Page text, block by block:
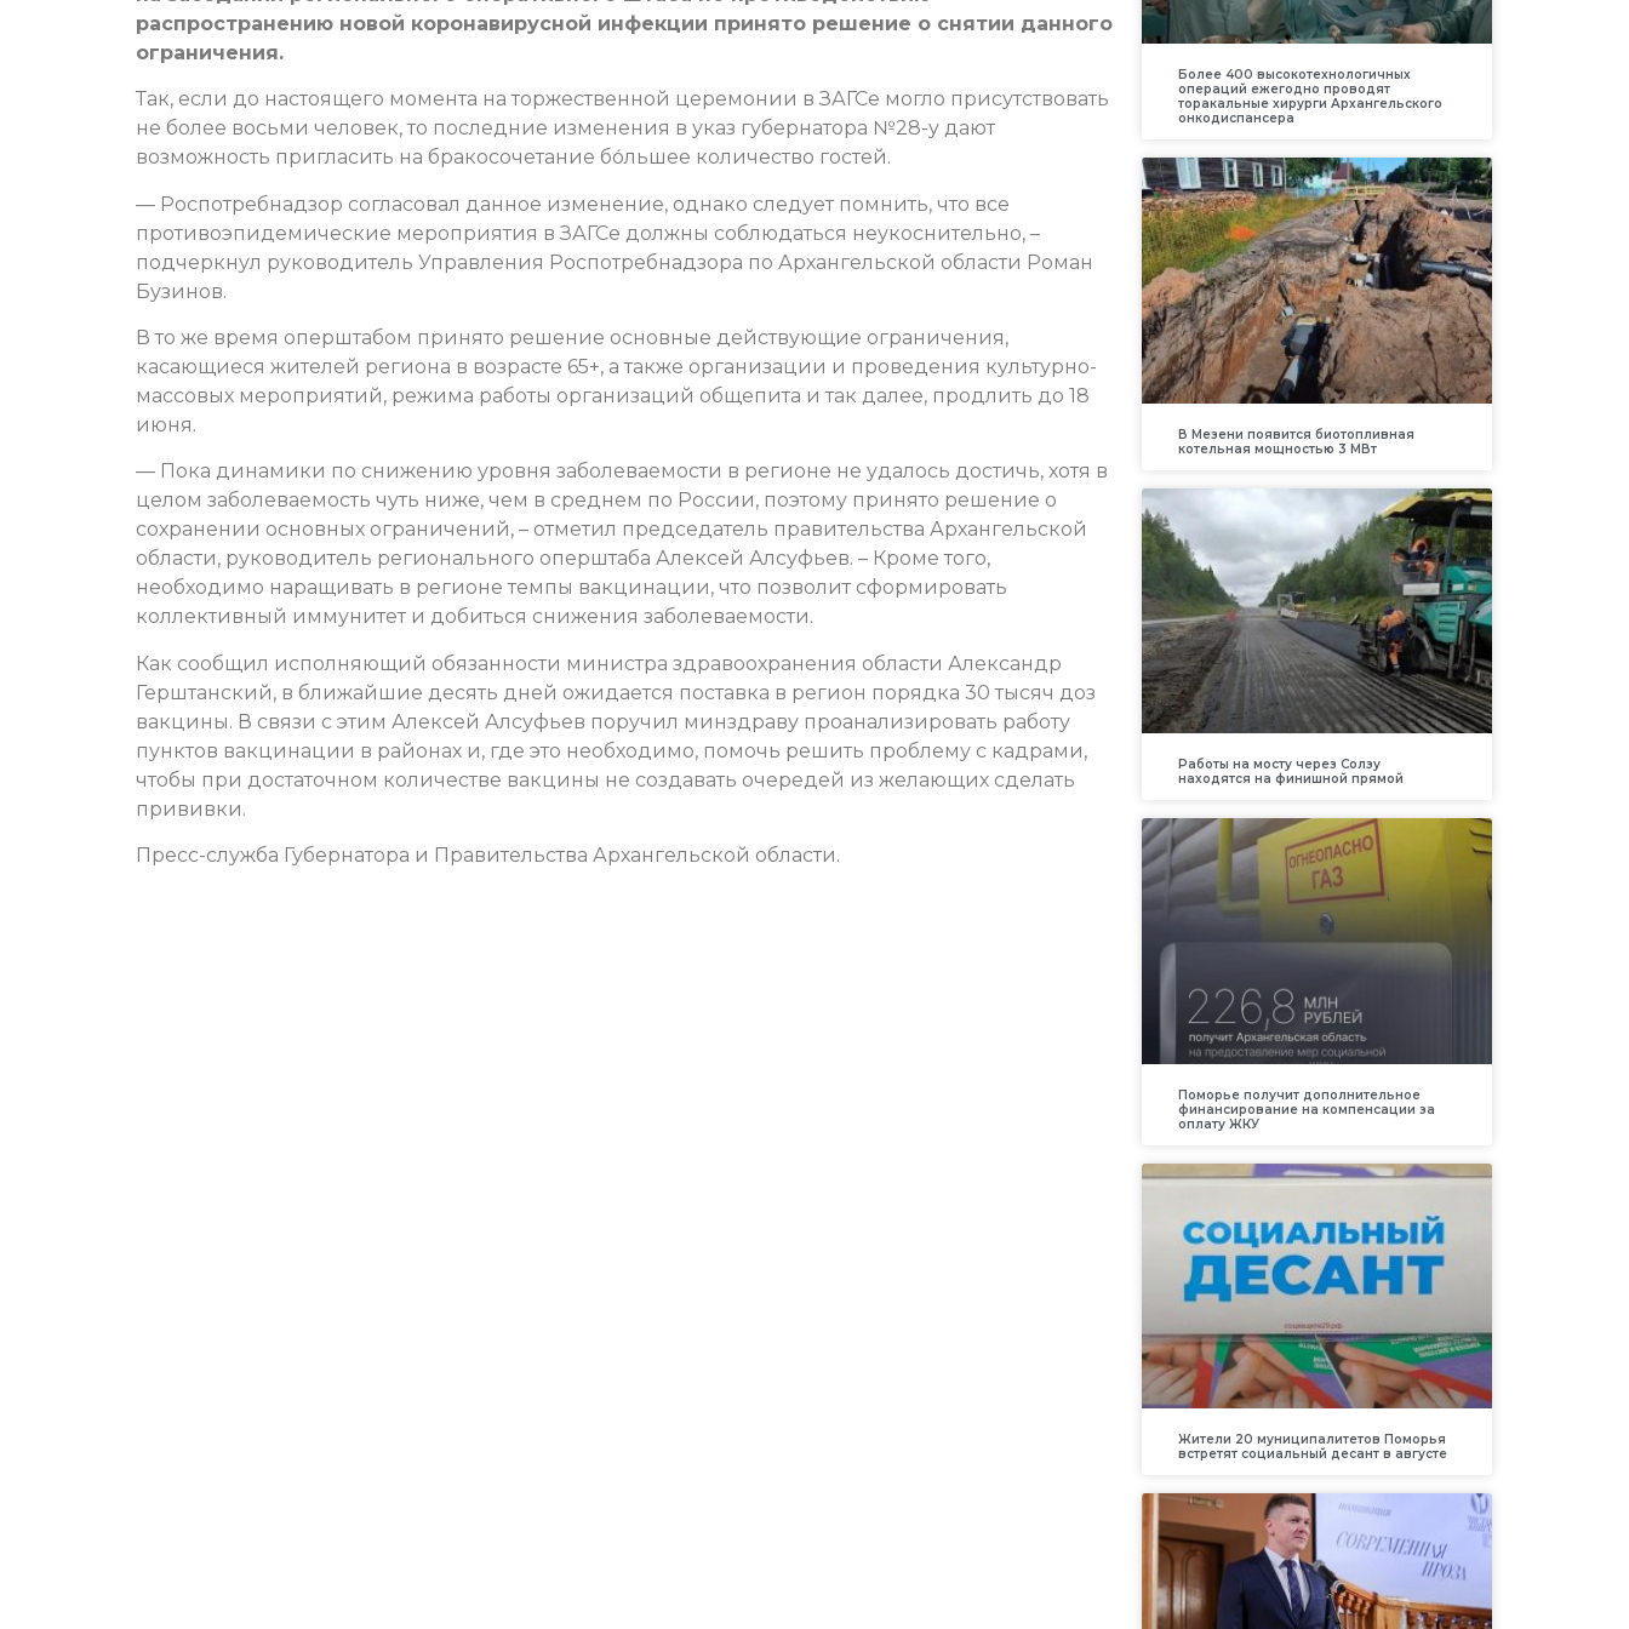
распространению новой коронавирусной инфекции принято решение о снятии данного
ограничения.
Так, если до настоящего момента на торжественной церемонии в ЗАГСе могло присутствовать
не более восьми человек, то последние изменения в указ губернатора №28-у дают
возможность пригласить на бракосочетание бо́льшее количество гостей.
— Роспотребнадзор согласовал данное изменение, однако следует помнить, что все
противоэпидемические мероприятия в ЗАГСе должны соблюдаться неукоснительно, –
подчеркнул руководитель Управления Роспотребнадзора по Архангельской области Роман
Бузинов.
В то же время оперштабом принято решение основные действующие ограничения,
касающиеся жителей региона в возрасте 65+, а также организации и проведения культурно-
массовых мероприятий, режима работы организаций общепита и так далее, продлить до 18
июня.
— Пока динамики по снижению уровня заболеваемости в регионе не удалось достичь, хотя в
целом заболеваемость чуть ниже, чем в среднем по России, поэтому принято решение о
сохранении основных ограничений, – отметил председатель правительства Архангельской
области, руководитель регионального оперштаба Алексей Алсуфьев. – Кроме того,
необходимо наращивать в регионе темпы вакцинации, что позволит сформировать
коллективный иммунитет и добиться снижения заболеваемости.
Как сообщил исполняющий обязанности министра здравоохранения области Александр
Герштанский, в ближайшие десять дней ожидается поставка в регион порядка 30 тысяч доз
вакцины. В связи с этим Алексей Алсуфьев поручил минздраву проанализировать работу
пунктов вакцинации в районах и, где это необходимо, помочь решить проблему с кадрами,
чтобы при достаточном количестве вакцины не создавать очередей из желающих сделать
прививки.
Пресс-служба Губернатора и Правительства Архангельской области.
Более 400 высокотехнологичных
операций ежегодно проводят
торакальные хирурги Архангельского
онкодиспансера
В Мезени появится биотопливная
котельная мощностью 3 МВт
Работы на мосту через Солзу
находятся на финишной прямой
Поморье получит дополнительное
финансирование на компенсации за
оплату ЖКУ
Жители 20 муниципалитетов Поморья
встретят социальный десант в августе